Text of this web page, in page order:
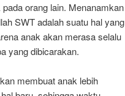
orang lain. Menanamkan
SWT adalah suatu hal yang
anak akan merasa selalu
yang dibicarakan.
membuat anak lebih